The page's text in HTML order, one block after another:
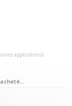
applications).